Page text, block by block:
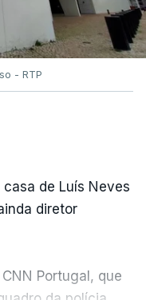
- RTP
de Luís Neves
diretor
Portugal, que